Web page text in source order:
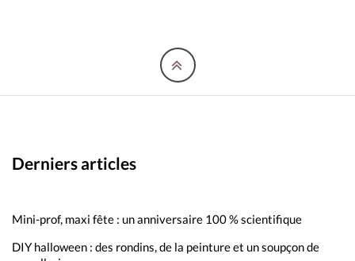
Derniers articles
Mini-prof, maxi fête : un anniversaire 100 % scientifique
DIY halloween : des rondins, de la peinture et un soupçon de